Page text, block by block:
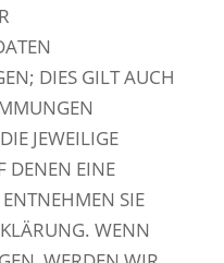
DIES GILT AUCH
JEWEILIGE
DENEN EINE
SIE
WENN